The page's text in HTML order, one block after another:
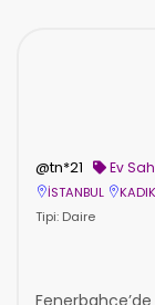
@tn*21 Ev
İSTANBUL
Tipi: Daire